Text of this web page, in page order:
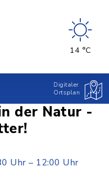
14 °C
Digitaler
Ortsplan
der Natur -
Uhr – 12:00 Uhr